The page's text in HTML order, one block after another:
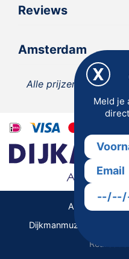
Reviews
Amsterdam
Alle prijzen zijn
Dijkmanmuziek 2026 ©
Realisatie
Algemene
Meld je